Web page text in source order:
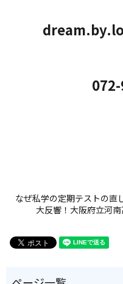
なぜ私学の定期テストの直
大反響！大阪府立河